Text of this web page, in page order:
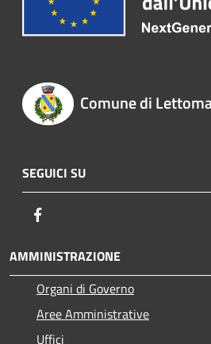
Comune di
SEGUICI SU
AMMINISTRAZIONE
Organi di Governo
Aree Amministrative
Uffici